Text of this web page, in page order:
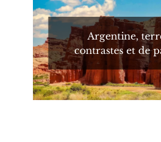
Argentine,
contrastes et de